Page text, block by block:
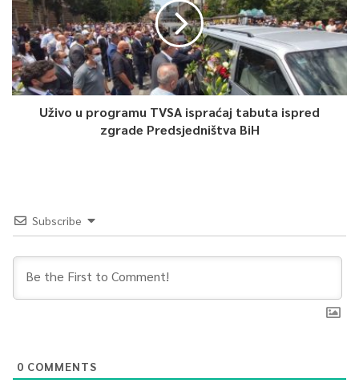
0
Article Rating
Uživo u programu TVSA ispraćaj tabuta ispred
zgrade Predsjedništva BiH
Subscribe
0 COMMENTS